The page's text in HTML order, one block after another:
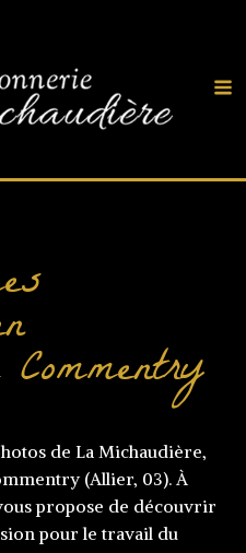
de La Michaudière,
(Allier, 03). À
propose de découvrir
pour le travail du